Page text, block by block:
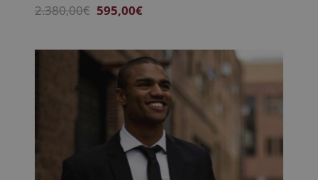
2.380,00€ El
era:
2.380,00€.
595,00€El
es:
595,00€.